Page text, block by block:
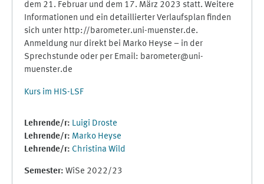
dem 21. Februar und dem 17. März 2023 statt. Weitere
Informationen und ein detaillierter Verlaufsplan finden
sich unter http://barometer.uni-muenster.de.
Anmeldung nur direkt bei Marko Heyse – in der
Sprechstunde oder per Email: barometer@uni-
muenster.de
Kurs im HIS-LSF
Lehrende/r: Luigi Droste
Lehrende/r: Marko Heyse
Lehrende/r: Christina Wild
Semester: WiSe 2022/23